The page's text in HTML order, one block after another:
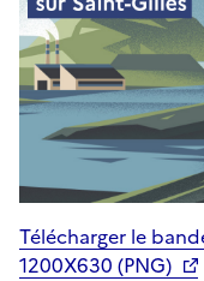
Télécharger le
1200X630 (PNG)